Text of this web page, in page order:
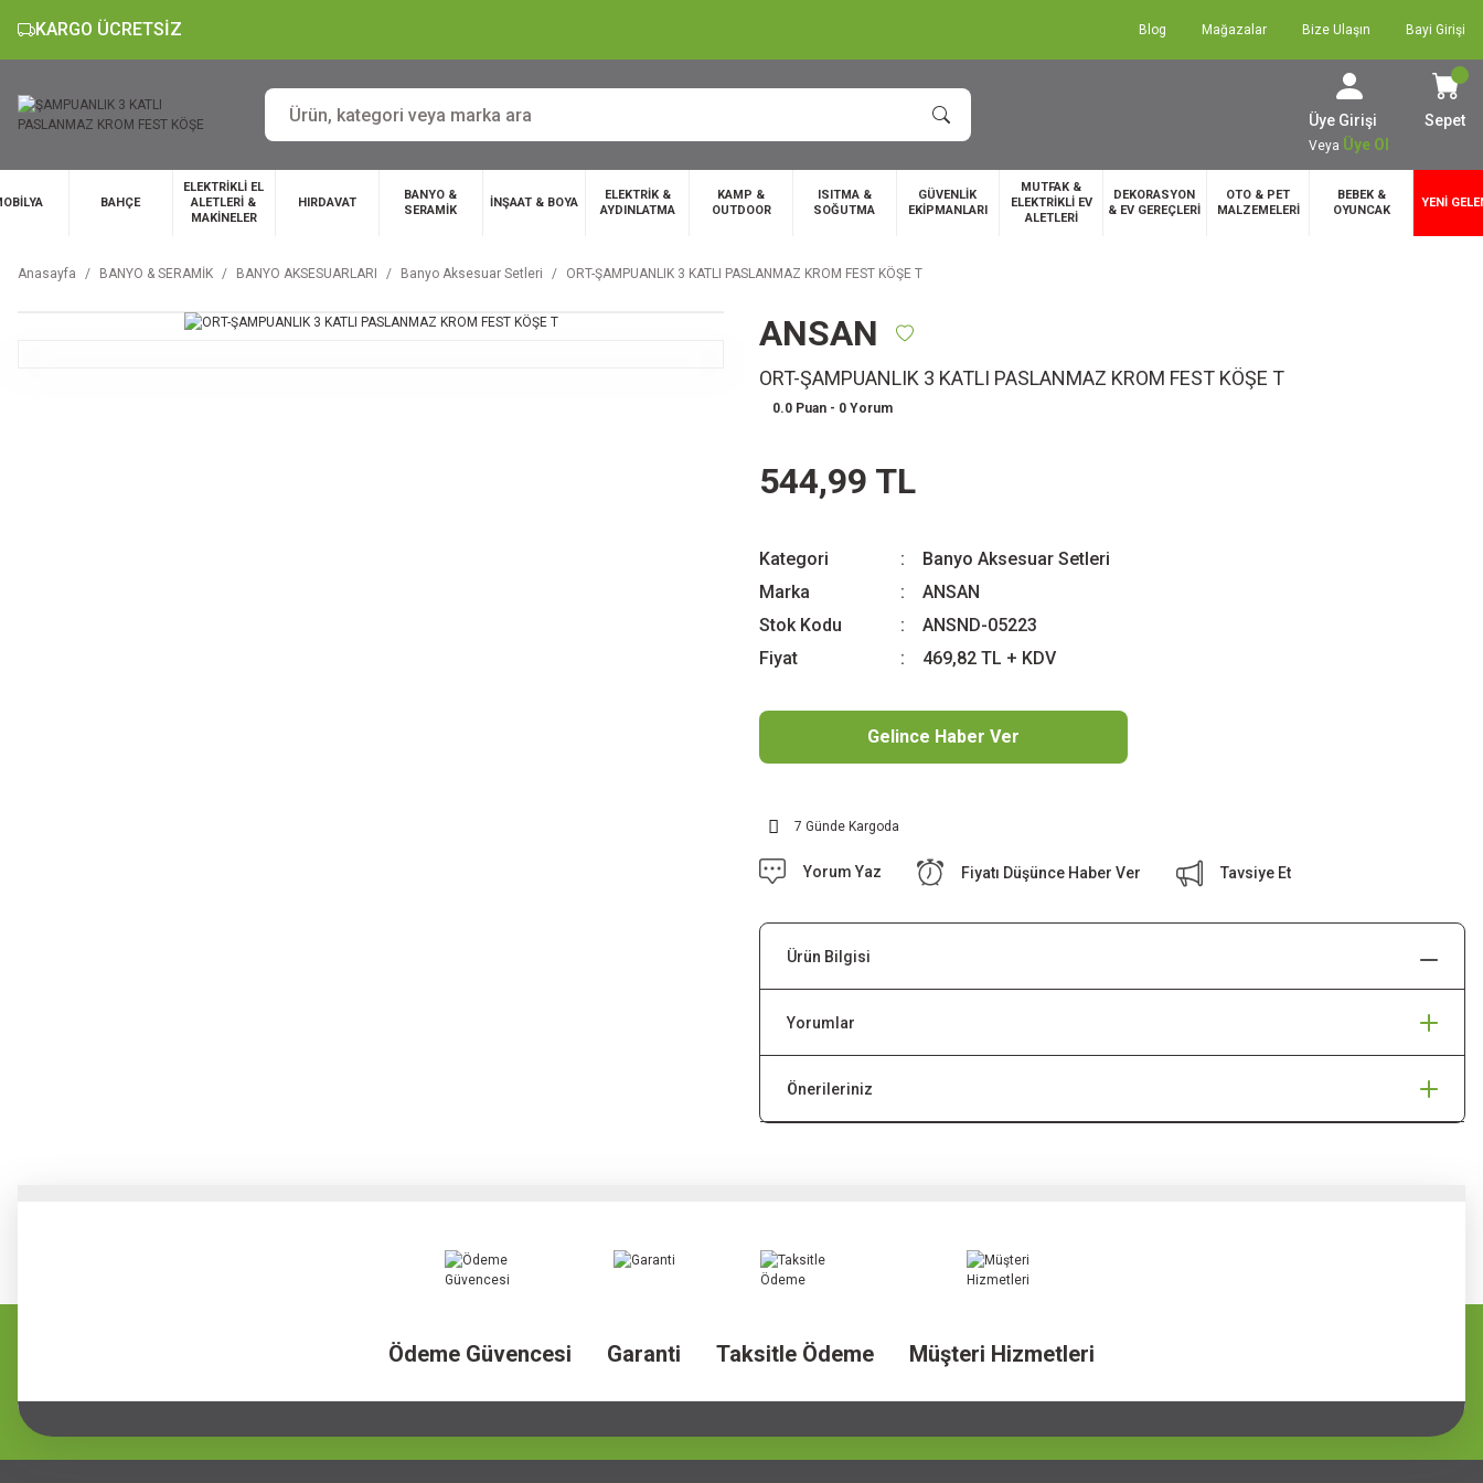
KARGO ÜCRETSİZ Blog Mağazalar Bize Ulaşın Bayi Girişi
Üye Girişi
Veya Üye Ol
Sepet
BAHÇE
ELEKTRİKLİ EL
ALETLERİ &
MAKİNELER
HIRDAVAT
BANYO &
SERAMİK
İNŞAAT & BOYA
ELEKTRİK &
AYDINLATMA
KAMP &
OUTDOOR
ISITMA &
SOĞUTMA
GÜVENLİK
EKİPMANLARI
MUTFAK &
ELEKTRİKLİ EV
ALETLERİ
DEKORASYON
& EV GEREÇLERİ
OTO & PET
MALZEMELERİ
BEBEK &
OYUNCAK
YENİ
Anasayfa BANYO & SERAMİK BANYO AKSESUARLARI Banyo Aksesuar Setleri ORT-ŞAMPUANLIK 3 KATLI PASLANMAZ KROM FEST KÖŞE T
ANSAN
ORT-ŞAMPUANLIK 3 KATLI PASLANMAZ KROM FEST KÖŞE T
0.0 Puan - 0 Yorum
544,99 TL
Kategori
Banyo Aksesuar Setleri
Marka
ANSAN
Stok Kodu
ANSND-05223
Fiyat
469,82 TL + KDV
Gelince Haber Ver
7 Günde Kargoda
Yorum Yaz Fiyatı Düşünce Haber Ver Tavsiye Et
Ürün Bilgisi
Yorumlar
Önerileriniz
Ödeme Güvencesi Garanti Taksitle Ödeme Müşteri Hizmetleri